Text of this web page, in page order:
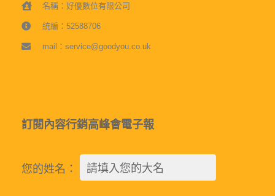
名稱：好優數位有限公司
統編：52588706
mail：service@goodyou.co.uk
訂閱內容行銷高峰會電子報
您的姓名：